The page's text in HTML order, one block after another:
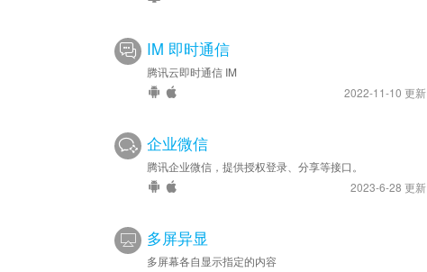
IM 即时通信
腾讯云即时通信 IM
2022-11-10 更新
企业微信
腾讯企业微信，提供授权登录、分享等接口。
2023-6-28 更新
多屏异显
多屏幕各自显示指定的内容